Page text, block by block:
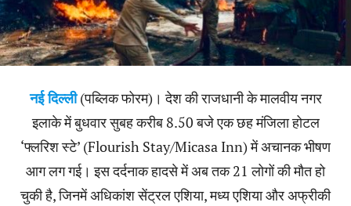
नई दिल्ली(पब्लिक फोरम)। देश की राजधानी के मालवीय नगर
इलाके में बुधवार सुबह करीब 8.50 बजे एक छह मंजिला होटल
‘फ्लरिश स्टे’ (Flourish Stay/Micasa Inn) में अचानक भीषण
आग लग गई। इस दर्दनाक हादसे में अब तक 21 लोगों की मौत हो
चुकी है, जिनमें अधिकांश सेंट्रल एशिया, मध्य एशिया और अफ्रीकी